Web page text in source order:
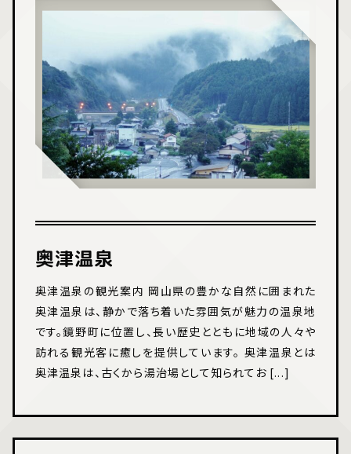
奥津温泉
奥津温泉の観光案内 岡山県の豊かな自然に囲まれた
奥津温泉は、静かで落ち着いた雰囲気が魅力の温泉地
です。鏡野町に位置し、長い歴史とともに地域の人々や
訪れる観光客に癒しを提供しています。 奥津温泉とは
奥津温泉は、古くから湯治場として知られてお [...]